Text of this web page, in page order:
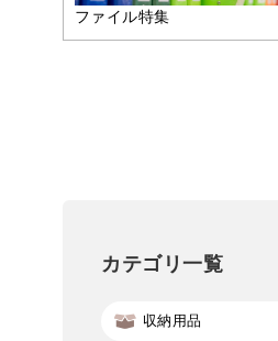
ファイル特集
カテゴリ一覧
収納用品